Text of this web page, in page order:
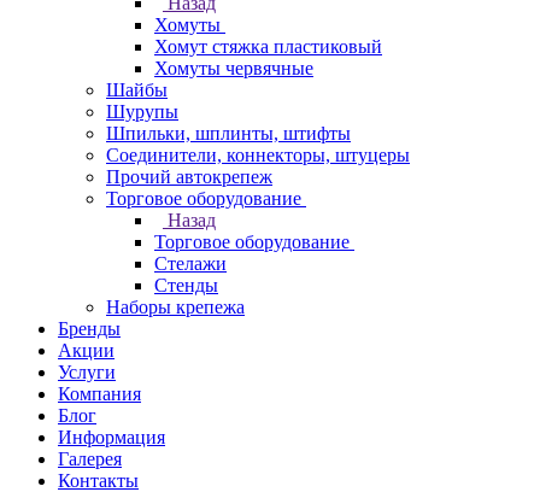
Хомуты
Хомут стяжка пластиковый
Хомуты червячные
Шайбы
Шурупы
Шпильки, шплинты, штифты
Соединители, коннекторы, штуцеры
Прочий автокрепеж
Торговое оборудование
Назад
Торговое оборудование
Стелажи
Стенды
Наборы крепежа
Бренды
Акции
Услуги
Компания
Блог
Информация
Галерея
Контакты